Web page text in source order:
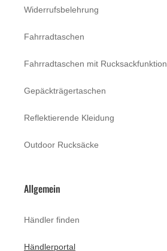
Widerrufsbelehrung
Fahrradtaschen
Fahrradtaschen mit Rucksackfunktion
Gepäckträgertaschen
Reflektierende Kleidung
Outdoor Rucksäcke
Allgemein
Händler finden
Händlerportal